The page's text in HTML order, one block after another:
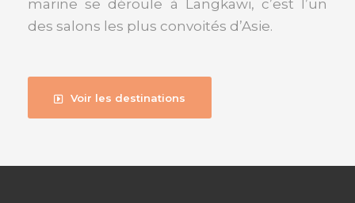
marine se déroule à Langkawi, c’est l’un
des salons les plus convoités d’Asie.
Voir les destinations